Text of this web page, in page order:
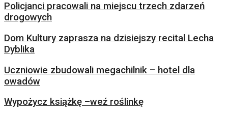
Policjanci pracowali na miejscu trzech zdarzeń
drogowych
Dom Kultury zaprasza na dzisiejszy recital Lecha
Dyblika
Uczniowie zbudowali megachilnik – hotel dla
owadów
Wypożycz książkę –weź roślinkę